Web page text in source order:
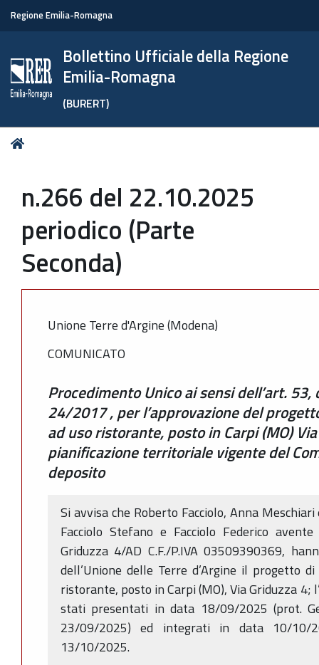
Regione Emilia-Romagna
Bollettino Ufficiale della Regione
Emilia-Romagna
(BURERT)
Tu
n.266 del 22.10.2025
periodico (Parte
Seconda)
Unione Terre d'Argine (Modena)
COMUNICATO
Procedimento Unico ai sensi dell’art. 53,
24/2017 , per l’approvazione del
ad uso ristorante, posto in Carpi (MO)
pianificazione territoriale vigente del
deposito
Si avvisa che Roberto Facciolo, Anna
Facciolo Stefano e Facciolo Federico
Griduzza 4/AD C.F./P.IVA 03509390369,
dell’Unione delle Terre d’Argine il progetto
ristorante, posto in Carpi (MO), Via Griduzza
stati presentati in data 18/09/2025 (prot.
23/09/2025) ed integrati in data 10/
13/10/2025.